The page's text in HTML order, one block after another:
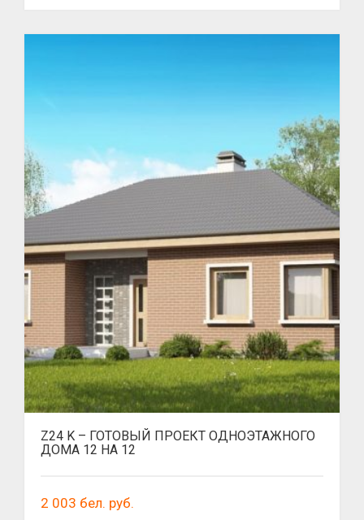
Z24 K – ГОТОВЫЙ ПРОЕКТ ОДНОЭТАЖНОГО
ДОМА 12 НА 12
2 003 бел. руб.